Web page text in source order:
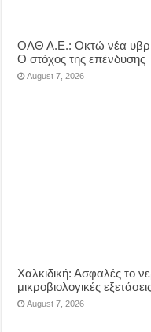
ΟΛΘ Α.Ε.: Οκτώ νέα
Ο στόχος της επένδυσης
August 7, 2026
Χαλκιδική: Ασφαλές το
μικροβιολογικές
August 7, 2026